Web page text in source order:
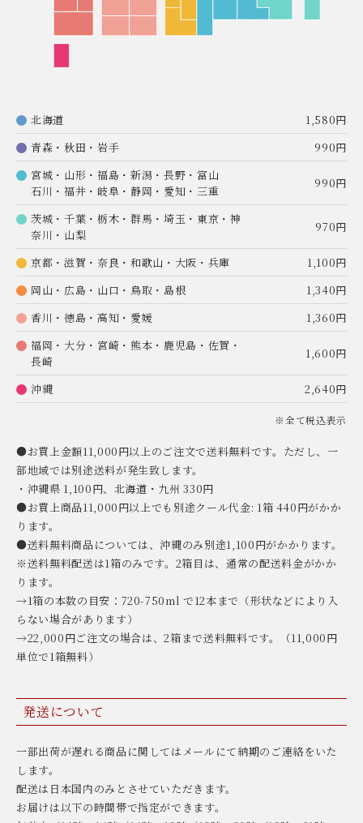
北海道
1,580円
青森・秋田・岩手
990円
宮城・山形・福島・新潟・長野・富山
石川・福井・岐阜・静岡・愛知・三重
990円
茨城・千葉・栃木・群馬・埼玉・東京・神
奈川・山梨
970円
京都・滋賀・奈良・和歌山・大阪・兵庫
1,100円
岡山・広島・山口・鳥取・島根
1,340円
香川・徳島・高知・愛媛
1,360円
福岡・大分・宮崎・熊本・鹿児島・佐賀・
長崎
1,600円
沖縄 2,640円
※全て税込表示
●お買上金額11,000円以上のご注文で送料無料です。ただし、一
部地域では別途送料が発生致します。
・沖縄県 1,100円、北海道・九州 330円
●お買上商品11,000円以上でも別途クール代金: 1箱 440円がかか
ります。
●送料無料商品については、沖縄のみ別途1,100円がかかります。
※送料無料配送は1箱のみです。2箱目は、通常の配送料金がかか
ります。
→1箱の本数の目安：720-750ml で12本まで（形状などにより入
らない場合があります）
→22,000円ご注文の場合は、2箱まで送料無料です。（11,000円
単位で1箱無料）
発送について
一部出荷が遅れる商品に関してはメールにて納期のご連絡をいた
します。
配送は日本国内のみとさせていただきます。
お届けは以下の時間帯で指定ができます。